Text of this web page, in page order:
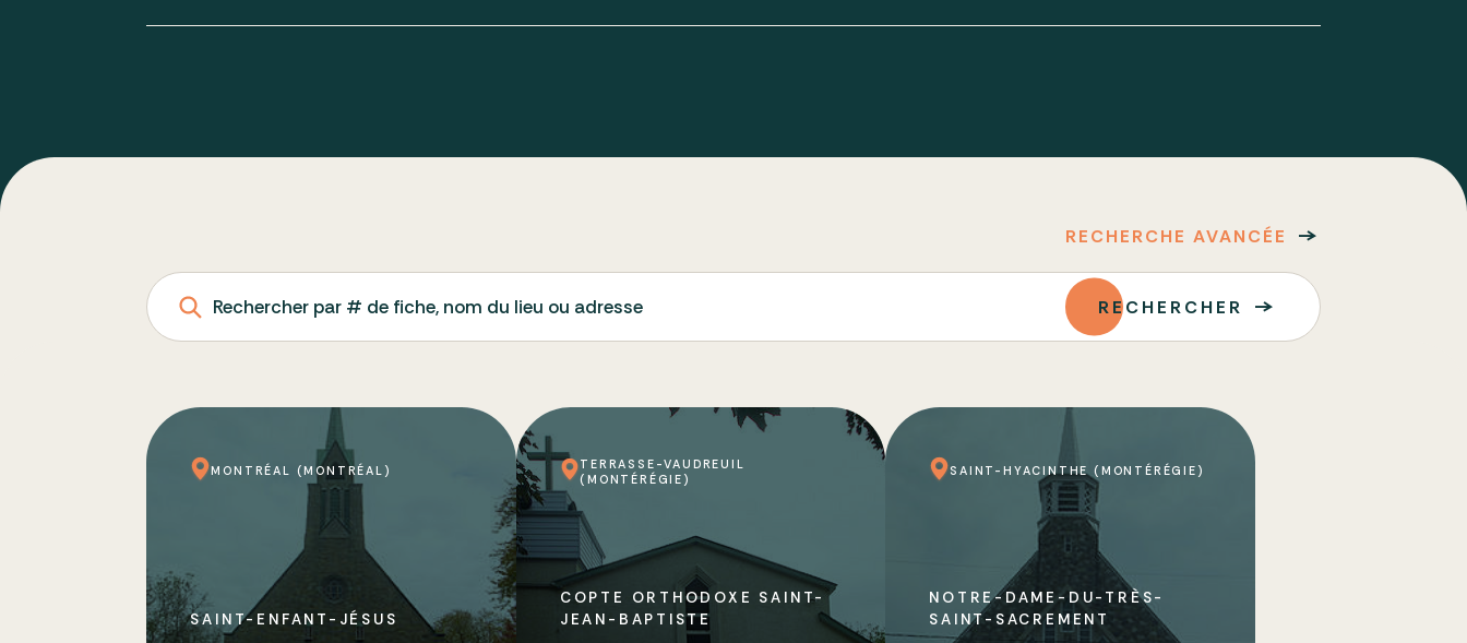
RECHERCHE AVANCÉE
Rechercher par # de fiche, nom du lieu ou adresse RECHERCHER
MONTRÉAL (MONTRÉAL)
SAINT-ENFANT-JÉSUS
TERRASSE-VAUDREUIL
(MONTÉRÉGIE)
COPTE ORTHODOXE SAINT-
JEAN-BAPTISTE
SAINT-HYACINTHE (MONTÉRÉGIE)
NOTRE-DAME-DU-TRÈS-
SAINT-SACREMENT